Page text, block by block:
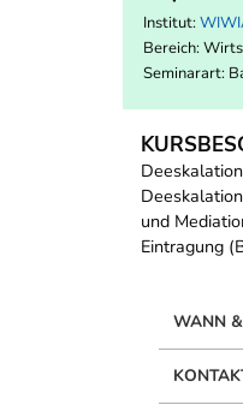
Institut:
Bereich:
Seminarart:
und
Eintragung
WANN